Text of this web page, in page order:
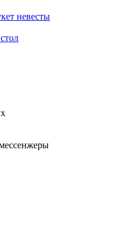
невесты